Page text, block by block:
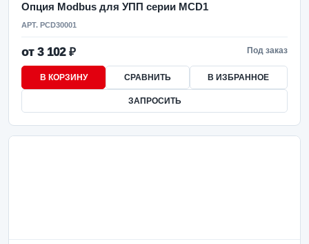
Опция Modbus для УПП серии MCD1
АРТ. PCD30001
от 3 102 ₽ Под заказ
В КОРЗИНУ СРАВНИТЬ В ИЗБРАННОЕ
ЗАПРОСИТЬ